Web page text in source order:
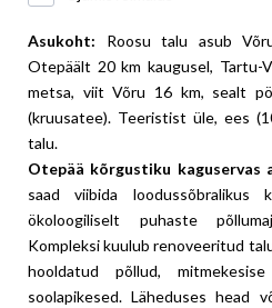
Asukoht: Roosu talu asub
Otepäält 20 km kaugusel, Tartu-
metsa, viit Võru 16 km, sealt
(kruusatee). Teeristist üle, ees
talu.
Otepää kõrgustiku kaguservas
saad viibida loodussõbralikus
ökoloogiliselt puhaste
Kompleksi kuulub renoveeritud
hooldatud põllud,
soolapikesed. Läheduses head